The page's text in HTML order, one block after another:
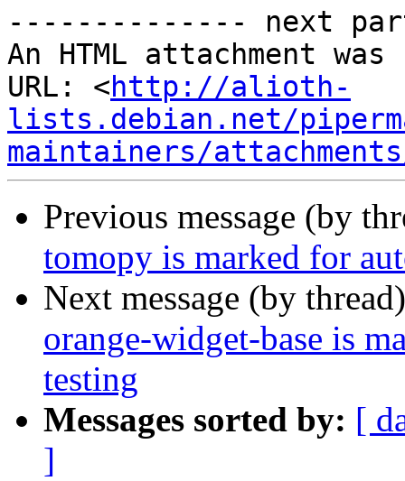
-------------- next
An HTML attachment
URL: <http://alioth-
lists.debian.net/
maintainers/
Previous message (by
tomopy is marked for
Next message (by
orange-widget-base is
testing
Messages sorted by: [
]